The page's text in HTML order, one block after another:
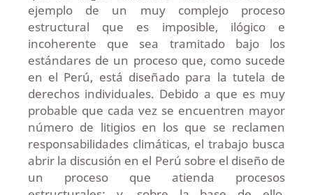
ejemplo de un muy complejo proceso
estructural que es imposible, ilógico e
incoherente que sea tramitado bajo los
estándares de un proceso que, como sucede
en el Perú, está diseñado para la tutela de
derechos individuales. Debido a que es muy
probable que cada vez se encuentren mayor
número de litigios en los que se reclamen
responsabilidades climáticas, el trabajo busca
abrir la discusión en el Perú sobre el diseño de
un proceso que atienda procesos